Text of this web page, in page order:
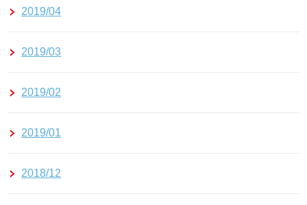
2019/04
2019/03
2019/02
2019/01
2018/12